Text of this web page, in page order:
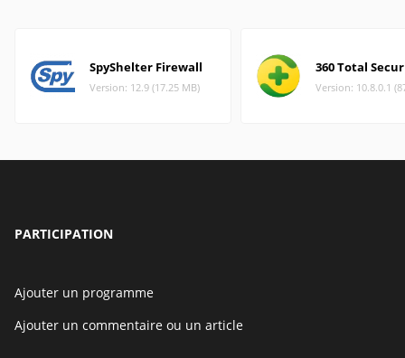
SpyShelter Firewall
Version: 12.9 (17.25 MB)
360 Total
Version: 10.8.0.1
PARTICIPATION
Ajouter un programme
Ajouter un commentaire ou un article